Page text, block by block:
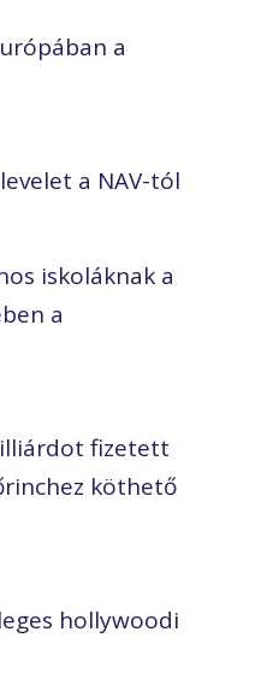
a
a NAV-tól
iskoláknak a
a
fizetett
köthető
hollywoodi